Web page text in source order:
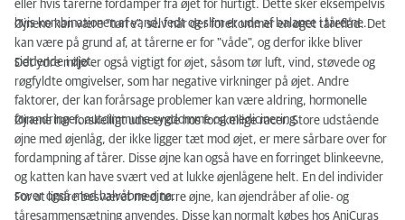
eller hvis tårerne fordamper fra øjet for hurtigt. Dette sker eksempelvis
hvis kombinationen af vand, fedt og slim er ude af balance i tårerne.
Øjnene kan være "tørre", selv når der forekommer en øget tåreflåd. Det
kan være på grund af, at tårerne er for "våde", og derfor ikke bliver
siddende i øjet.
Det ydre miljø er også vigtigt for øjet, såsom tør luft, vind, støvede og
røgfyldte omgivelser, som har negative virkninger på øjet. Andre
faktorer, der kan forårsage problemer kan være aldring, hormonelle
forandringer, autoimmune sygdomme og medicinering.
Øjnene har forskelligt udseende hos forskellige racer. Store udstående
øjne med øjenlåg, der ikke ligger tæt mod øjet, er mere sårbare over for
fordampning af tårer. Disse øjne kan også have en forringet blinkeevne,
og katten kan have svært ved at lukke øjenlågene helt. En del individer
sover også med halvåbne øjne.
For at lindre besværet med tørre øjne, kan øjendråber af olie- og
tåresammensætning anvendes. Disse kan normalt købes hos AniCuras